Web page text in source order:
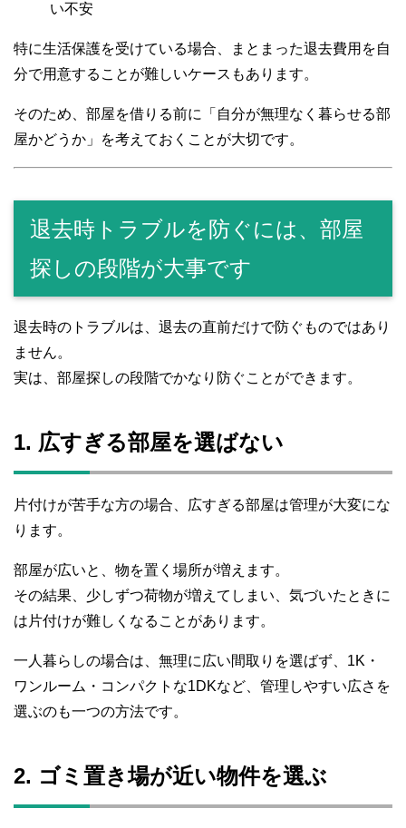
い不安
特に生活保護を受けている場合、まとまった退去費用を自
分で用意することが難しいケースもあります。
そのため、部屋を借りる前に「自分が無理なく暮らせる部
屋かどうか」を考えておくことが大切です。
退去時トラブルを防ぐには、部屋
探しの段階が大事です
退去時のトラブルは、退去の直前だけで防ぐものではあり
ません。
実は、部屋探しの段階でかなり防ぐことができます。
1. 広すぎる部屋を選ばない
片付けが苦手な方の場合、広すぎる部屋は管理が大変にな
ります。
部屋が広いと、物を置く場所が増えます。
その結果、少しずつ荷物が増えてしまい、気づいたときに
は片付けが難しくなることがあります。
一人暮らしの場合は、無理に広い間取りを選ばず、1K・
ワンルーム・コンパクトな1DKなど、管理しやすい広さを
選ぶのも一つの方法です。
2. ゴミ置き場が近い物件を選ぶ